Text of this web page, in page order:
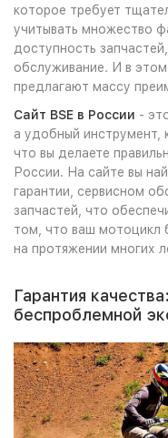
которое требует
учитывать множество
доступность
обслуживание. И в
предлагают массу
Сайт BSE в России -
а удобный инструмент,
что вы делаете
России. На сайте вы
гарантии, сервисном
запчастей, что
том, что ваш мотоцикл
на протяжении многих
Гарантия
беспроблемной